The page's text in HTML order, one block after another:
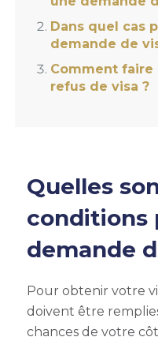
Dans quel cas
demande de
Comment faire
refus de visa ?
Quelles
conditions
demande
Pour obtenir votre
doivent être
chances de votre